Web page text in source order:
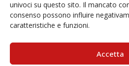
univoci su questo sito. Il mancato
consenso possono influire
caratteristiche e funzioni.
Accetta
Via Santa Sofia 89, 95123
cr.coehar@unict.it